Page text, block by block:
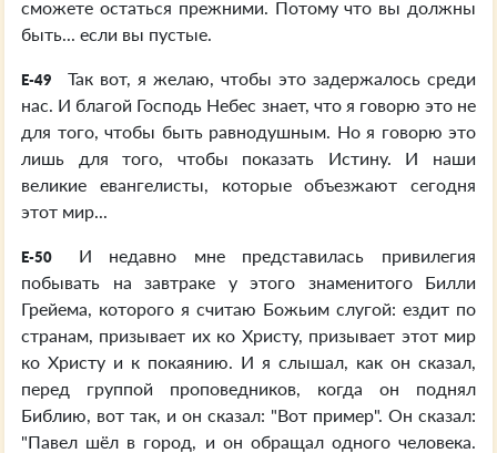
сможете остаться прежними. Потому что вы должны
быть... если вы пустые.
E-49
Так вот, я желаю, чтобы это задержалось среди
нас. И благой Господь Небес знает, что я говорю это не
для того, чтобы быть равнодушным. Но я говорю это
лишь для того, чтобы показать Истину. И наши
великие евангелисты, которые объезжают сегодня
этот мир...
E-50
И недавно мне представилась привилегия
побывать на завтраке у этого знаменитого Билли
Грейема, которого я считаю Божьим слугой: ездит по
странам, призывает их ко Христу, призывает этот мир
ко Христу и к покаянию. И я слышал, как он сказал,
перед группой проповедников, когда он поднял
Библию, вот так, и он сказал: "Вот пример". Он сказал:
"Павел шёл в город, и он обращал одного человека.